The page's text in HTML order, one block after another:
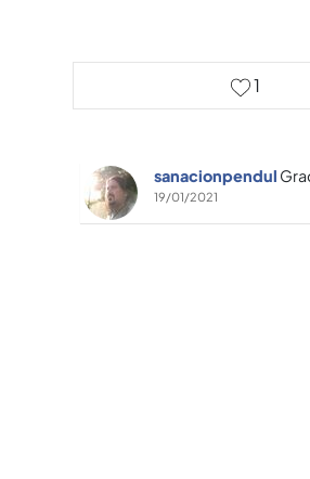
1
sanacionpendul
19/01/2021